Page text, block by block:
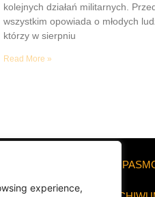
experience,
kolejnych działań militarnych.
wszystkim opowiada o młodych
którzy w sierpniu
Read More »